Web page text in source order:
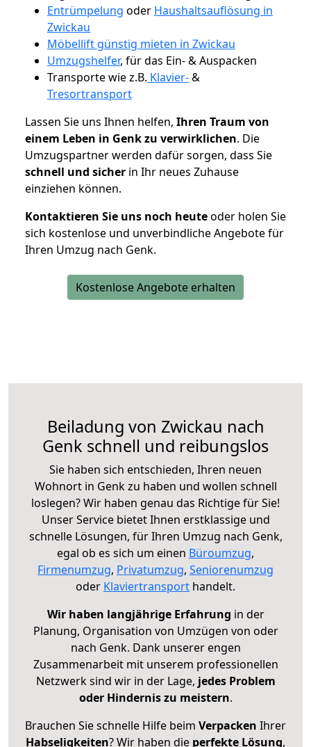
Entrümpelung oder Haushaltsauflösung in
Zwickau
Möbellift günstig mieten in Zwickau
Umzugshelfer, für das Ein- & Auspacken
Transporte wie z.B. Klavier-&
Tresortransport
Lassen Sie uns Ihnen helfen, Ihren Traum von
einem Leben in Genk zu verwirklichen. Die
Umzugspartner werden dafür sorgen, dass Sie
schnell und sicher in Ihr neues Zuhause
einziehen können.
Kontaktieren Sie uns noch heuteoder holen Sie
sich kostenlose und unverbindliche Angebote für
Ihren Umzug nach Genk.
Kostenlose Angebote erhalten
Beiladung von Zwickau nach
Genk schnell und reibungslos
Sie haben sich entschieden, Ihren neuen
Wohnort in Genk zu haben und wollen schnell
loslegen? Wir haben genau das Richtige für Sie!
Unser Service bietet Ihnen erstklassige und
schnelle Lösungen, für Ihren Umzug nach Genk,
egal ob es sich um einen Büroumzug,
Firmenumzug, Privatumzug, Seniorenumzug
oder Klaviertransport handelt.
Wir haben langjährige Erfahrung in der
Planung, Organisation von Umzügen von oder
nach Genk. Dank unserer engen
Zusammenarbeit mit unserem professionellen
Netzwerk sind wir in der Lage, jedes Problem
oder Hindernis zu meistern.
Brauchen Sie schnelle Hilfe beim Verpacken Ihrer
Habseligkeiten? Wir haben die perfekte Lösung,